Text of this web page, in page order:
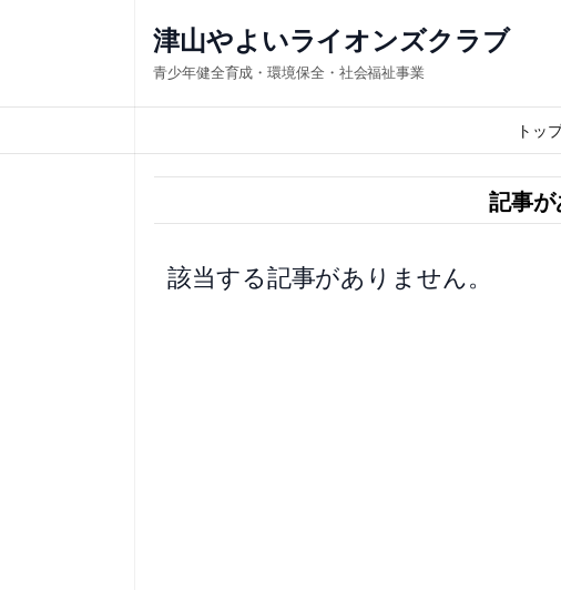
ス
キ
津山やよいライオンズクラブ
青少年健全育成・環境保全・社会福祉事業
トッ
記事
該当する記事がありません。